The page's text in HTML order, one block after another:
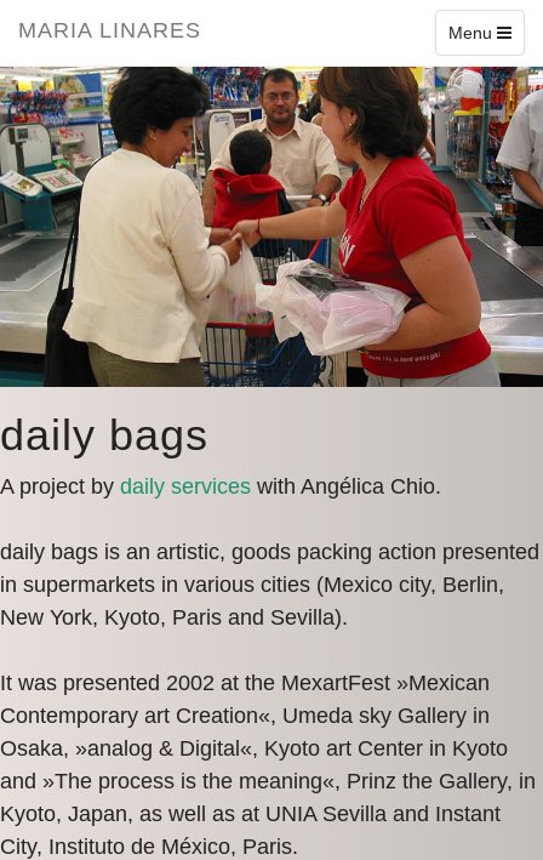
Toggle
navigation
Menu
MARIA LINARES
daily bags
A project by daily services with Angélica Chio.
daily bags is an artistic, goods packing action presented
in supermarkets in various cities (Mexico city, Berlin,
New York, Kyoto, Paris and Sevilla).
It was presented 2002 at the MexartFest »Mexican
Contemporary art Creation«, Umeda sky Gallery in
Osaka, »analog & Digital«, Kyoto art Center in Kyoto
and »The process is the meaning«, Prinz the Gallery, in
Kyoto, Japan, as well as at UNIA Sevilla and Instant
City, Instituto de México, Paris.